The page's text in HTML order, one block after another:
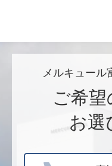
メルキュール
ご希望
お選